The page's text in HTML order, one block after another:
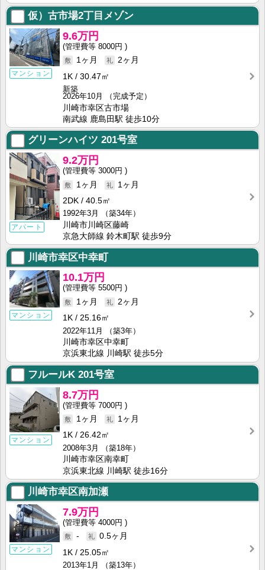
仮）古市場2丁目メゾン
マンション
9.6万円
8000円
1ヶ月
2ヶ月
1K
30.47㎡
新築
2026年10月
（完成予定）
川崎市幸区古市場
南武線 鹿島田駅 徒歩10分
グリーンハイツ 201号室
アパート
9.2万円
3000円
1ヶ月
1ヶ月
2DK
40.5㎡
1992年3月
（築34年）
川崎市川崎区藤崎
京急大師線 鈴木町駅 徒歩9分
川崎市幸区中幸町
マンション
10.1万円
5500円
1ヶ月
2ヶ月
1K
25.16㎡
2022年11月
（築3年）
川崎市幸区中幸町
京浜東北線 川崎駅 徒歩5分
フルールK 201号室
マンション
8.7万円
7000円
1ヶ月
1ヶ月
1K
26.42㎡
2008年3月
（築18年）
川崎市幸区南幸町
京浜東北線 川崎駅 徒歩16分
川崎市幸区南加瀬
マンション
7.9万円
4000円
-
0.5ヶ月
1K
25.05㎡
2013年1月
（築13年）